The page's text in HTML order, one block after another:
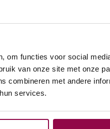
om functies voor social
van onze site met onze
combineren met andere
services.